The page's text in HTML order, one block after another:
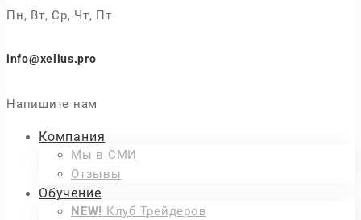
Пн, Вт, Ср, Чт, Пт
info@xelius.pro
Напишите нам
Компания
Мы в СМИ
Отзывы
Обучение
NEW! Клуб Трейдеров